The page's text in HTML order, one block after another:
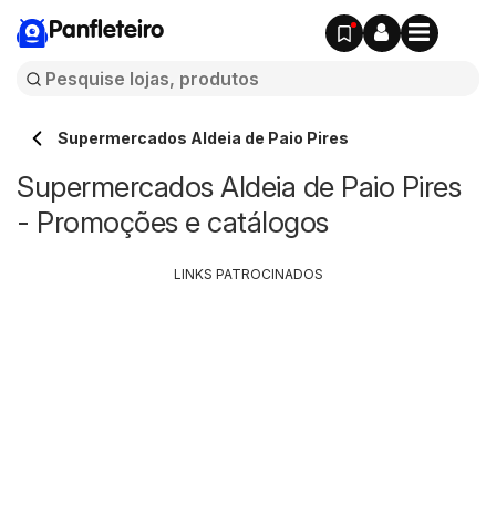
Panfleteiro
Supermercados Aldeia de Paio Pires
Supermercados Aldeia de Paio Pires
- Promoções e catálogos
LINKS PATROCINADOS